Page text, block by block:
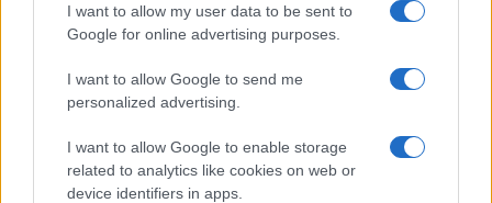
I want to allow my user data to be sent to
Google for online advertising purposes.
I want to allow Google to send me
personalized advertising.
I want to allow Google to enable storage
related to analytics like cookies on web or
device identifiers in apps.
Morpho Vault
(STEAKEURCV)
$100,000,000,000,000.00
Epoch Island
(EPOCH)
$0.032